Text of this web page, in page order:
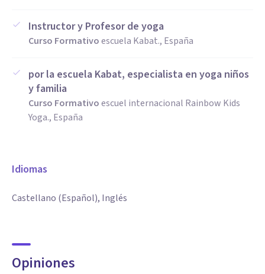
Instructor y Profesor de yoga
Curso Formativoescuela Kabat., España
por la escuela Kabat, especialista en yoga niños
y familia
Curso Formativoescuel internacional Rainbow Kids
Yoga., España
Idiomas
Castellano (Español), Inglés
Opiniones